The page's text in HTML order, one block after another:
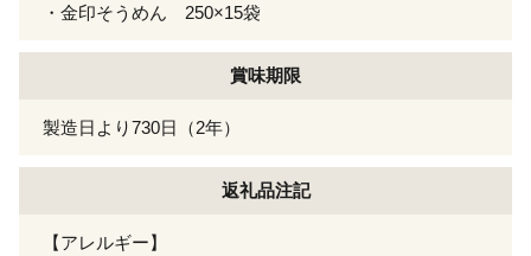
・金印そうめん 250×15袋
賞味期限
製造日より730日（2年）
返礼品注記
【アレルギー】